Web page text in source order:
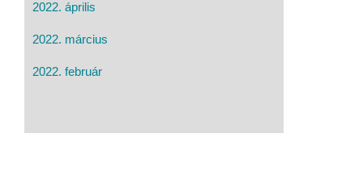
2022. április
2022. március
2022. február